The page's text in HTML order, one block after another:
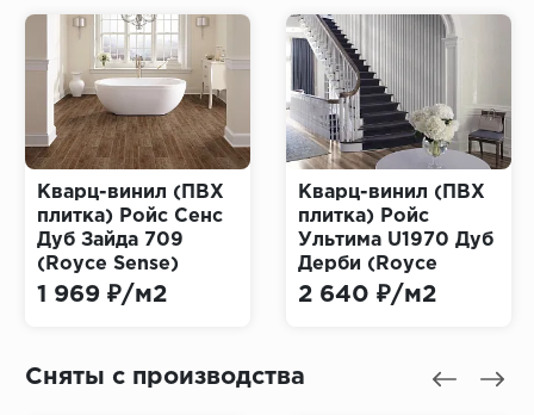
Кварц-винил (ПВХ
плитка) Ройс Сенс
Дуб Зайда 709
(Royce Sense)
1 969 ₽/м2
Кварц-винил (ПВХ
плитка) Ройс
Ультима U1970 Дуб
Дерби (Royce
Ultima)
2 640 ₽/м2
Сняты с производства